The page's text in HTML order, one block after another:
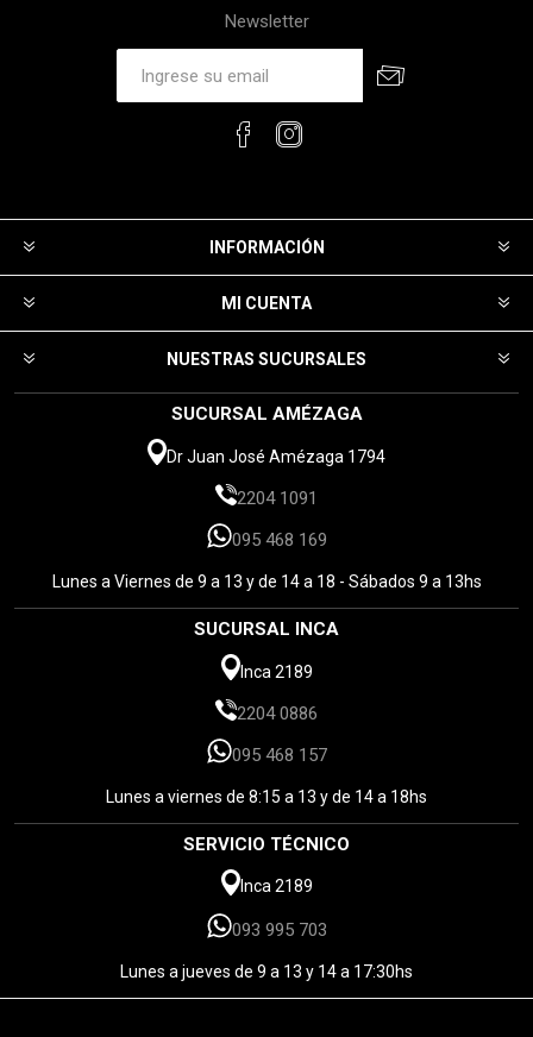
Newsletter
INFORMACIÓN
MI CUENTA
NUESTRAS SUCURSALES
SUCURSAL AMÉZAGA
Dr Juan José Amézaga 1794
2204 1091
095 468 169
Lunes a Viernes de 9 a 13 y de 14 a 18 - Sábados 9 a 13hs
SUCURSAL INCA
Inca 2189
2204 0886
095 468 157
Lunes a viernes de 8:15 a 13 y de 14 a 18hs
SERVICIO TÉCNICO
Inca 2189
093 995 703
Lunes a jueves de 9 a 13 y 14 a 17:30hs